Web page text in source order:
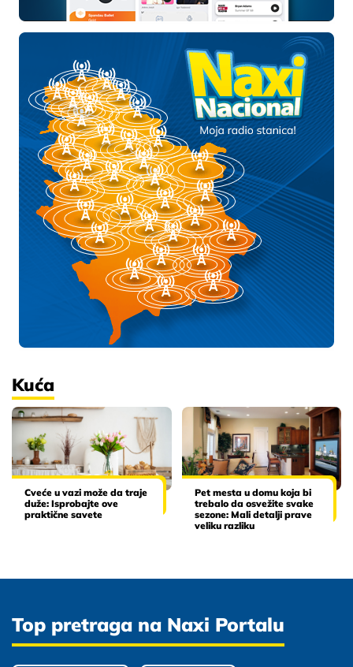
Kuća
Cveće u vazi može da traje
duže: Isprobajte ove
praktične savete
Pet mesta u domu koja bi
trebalo da osvežite svake
sezone: Mali detalji prave
veliku razliku
Top pretraga na Naxi Portalu